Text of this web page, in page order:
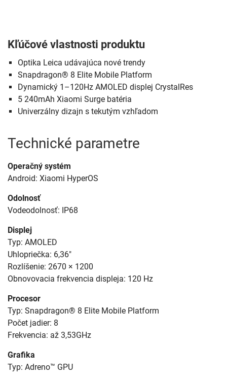
Kľúčové vlastnosti produktu
Optika Leica udávajúca nové trendy
Snapdragon® 8 Elite Mobile Platform
Dynamický 1–120Hz AMOLED displej CrystalRes
5 240mAh Xiaomi Surge batéria
Univerzálny dizajn s tekutým vzhľadom
Technické parametre
Operačný systém
Android: Xiaomi HyperOS
Odolnosť
Vodeodolnosť: IP68
Displej
Typ: AMOLED
Uhlopriečka: 6,36"
Rozlíšenie: 2670 × 1200
Obnovovacia frekvencia displeja: 120 Hz
Procesor
Typ: Snapdragon® 8 Elite Mobile Platform
Počet jadier: 8
Frekvencia: až 3,53GHz
Grafika
Typ: Adreno™ GPU